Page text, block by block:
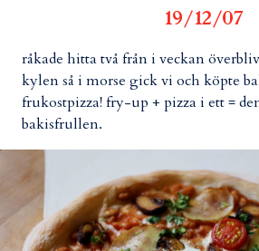
19/12/07
råkade hitta två från i veckan
kylen så i morse gick vi och köpte
frukostpizza! fry-up + pizza i ett =
bakisfrullen.